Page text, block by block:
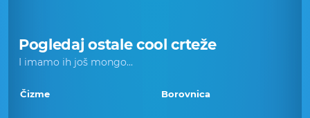
Pogledaj ostale cool crteže
I imamo ih još mongo...
Čizme Borovnica